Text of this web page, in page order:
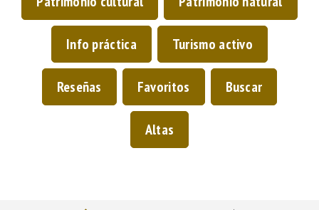
Info práctica Turismo activo
Reseñas Favoritos Buscar
Altas